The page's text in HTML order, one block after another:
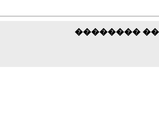
��������